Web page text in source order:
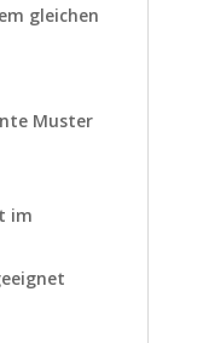
gleichen
Muster
im